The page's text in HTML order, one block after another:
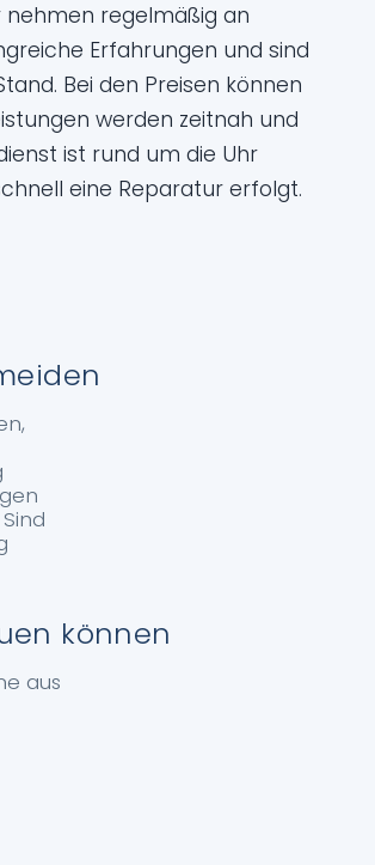
regelmäßig an
Erfahrungen und sind
Bei den Preisen können
werden zeitnah und
ist rund um die Uhr
eine Reparatur erfolgt.
können
aus